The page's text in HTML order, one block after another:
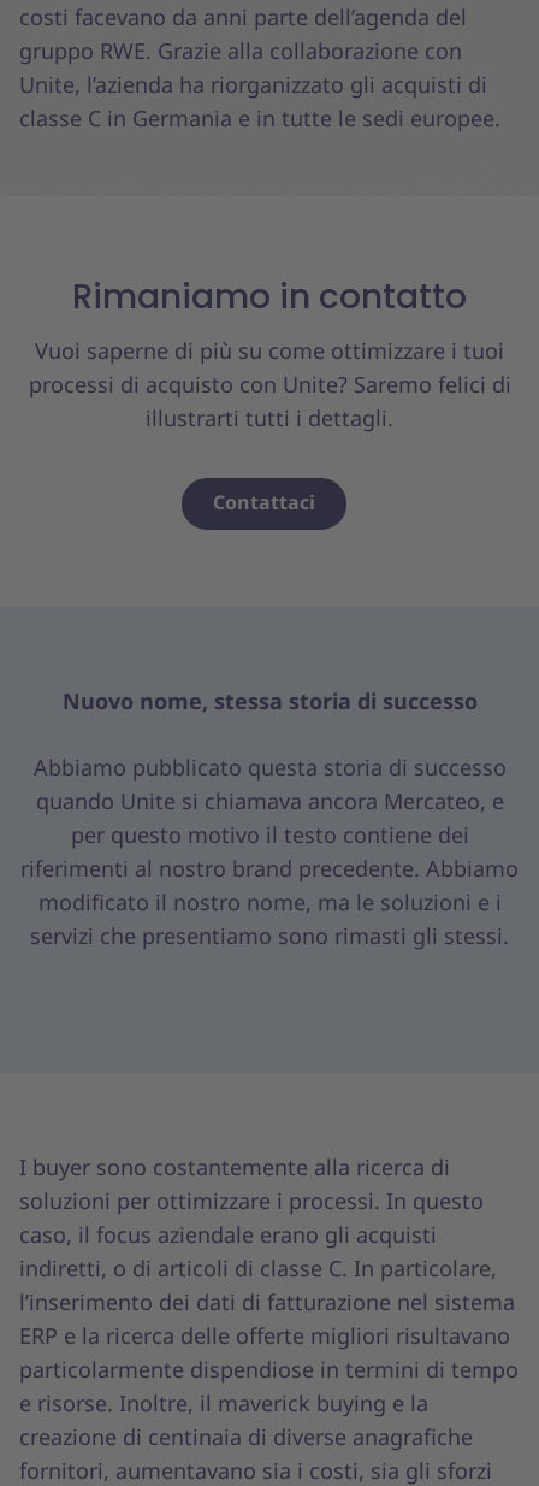
costi facevano da anni parte dell’agenda del
gruppo RWE. Grazie alla collaborazione con
Unite, l’azienda ha riorganizzato gli acquisti di
classe C in Germania e in tutte le sedi europee.
Rimaniamo in contatto
Vuoi saperne di più su come ottimizzare i tuoi
processi di acquisto con Unite? Saremo felici di
illustrarti tutti i dettagli.
Contattaci
Nuovo nome, stessa storia di successo
Abbiamo pubblicato questa storia di successo
quando Unite si chiamava ancora Mercateo, e
per questo motivo il testo contiene dei
riferimenti al nostro brand precedente. Abbiamo
modificato il nostro nome, ma le soluzioni e i
servizi che presentiamo sono rimasti gli stessi.
I buyer sono costantemente alla ricerca di
soluzioni per ottimizzare i processi. In questo
caso, il focus aziendale erano gli acquisti
indiretti, o di articoli di classe C. In particolare,
l’inserimento dei dati di fatturazione nel sistema
ERP e la ricerca delle offerte migliori risultavano
particolarmente dispendiose in termini di tempo
e risorse. Inoltre, il maverick buying e la
creazione di centinaia di diverse anagrafiche
fornitori, aumentavano sia i costi, sia gli sforzi